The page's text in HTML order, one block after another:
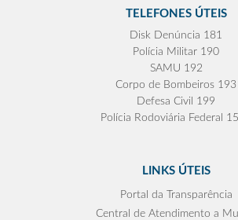
TELEFONES ÚTEIS
Disk Denúncia 181
Polícia Militar 190
SAMU 192
Corpo de Bombeiros 193
Defesa Civil 199
Polícia Rodoviária Federal
LINKS ÚTEIS
Portal da Transparência
Central de Atendimento a